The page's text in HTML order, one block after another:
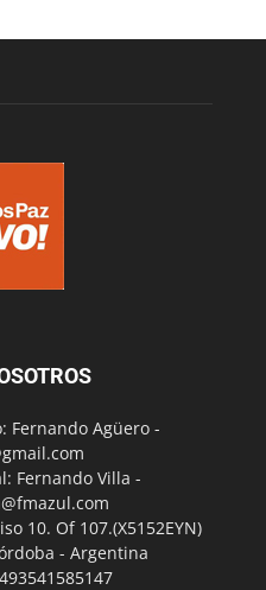
Fernando Agüero -
Fernando Villa -
10. Of 107.(X5152EYN)
- Argentina